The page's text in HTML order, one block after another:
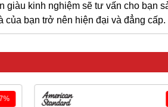
giàu kinh nghiệm sẽ tư vấn cho bạn
của bạn trở nên hiện đại và đẳng cấp.